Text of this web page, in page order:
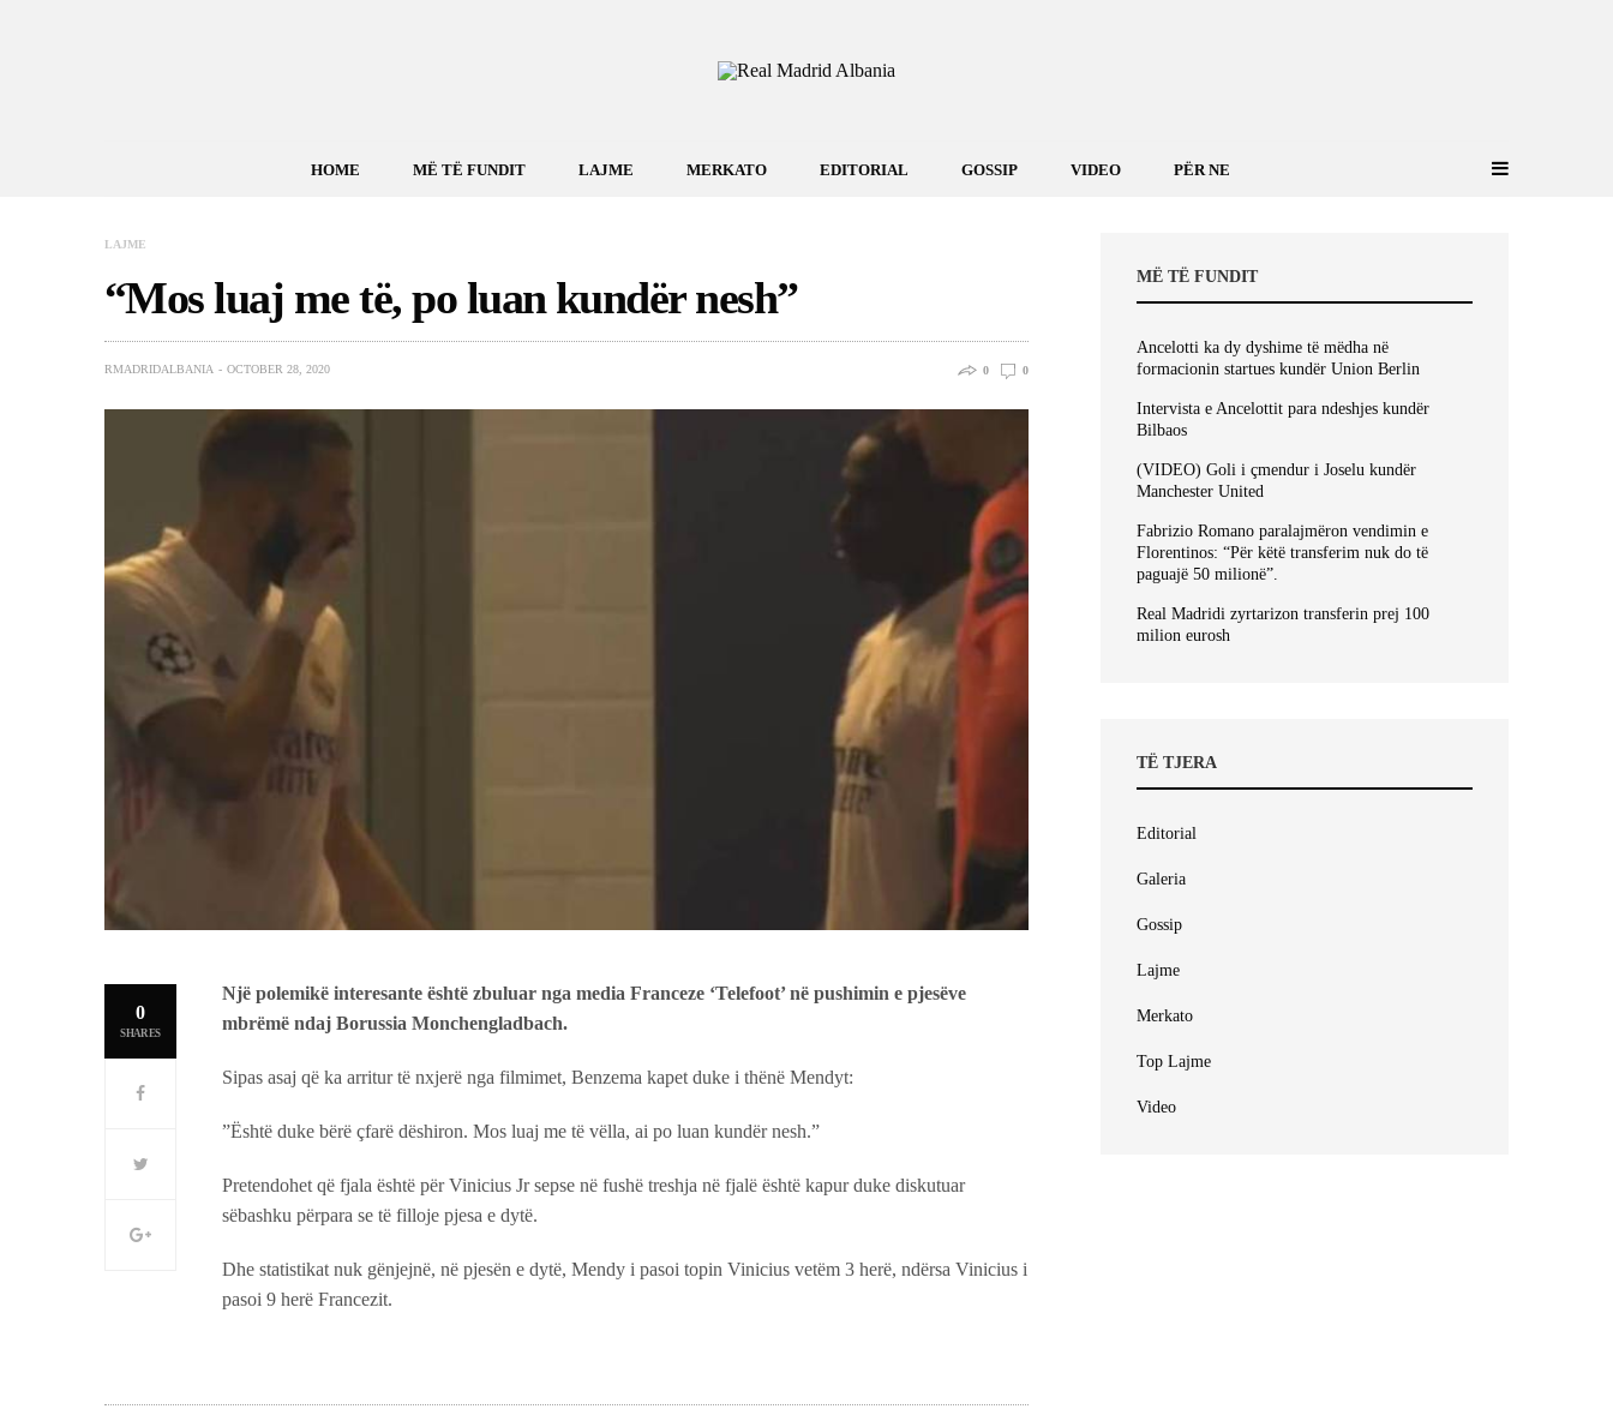
HOME MË TË FUNDIT LAJME MERKATO EDITORIAL GOSSIP VIDEO PËR NE
LAJME
“Mos luaj me të, po luan kundër nesh”
RMADRIDALBANIA OCTOBER 28, 2020 0 0
0
SHARES
Një polemikë interesante është zbuluar nga media Franceze ‘Telefoot’ në pushimin e pjesëve
mbrëmë ndaj Borussia Monchengladbach.
Sipas asaj që ka arritur të nxjerë nga filmimet, Benzema kapet duke i thënë Mendyt:
”Është duke bërë çfarë dëshiron. Mos luaj me të vëlla, ai po luan kundër nesh.”
Pretendohet që fjala është për Vinicius Jr sepse në fushë treshja në fjalë është kapur duke diskutuar
sëbashku përpara se të filloje pjesa e dytë.
Dhe statistikat nuk gënjejnë, në pjesën e dytë, Mendy i pasoi topin Vinicius vetëm 3 herë, ndërsa Vinicius i
pasoi 9 herë Francezit.
MË TË FUNDIT
Ancelotti ka dy dyshime të mëdha në
formacionin startues kundër Union Berlin
Intervista e Ancelottit para ndeshjes kundër
Bilbaos
(VIDEO) Goli i çmendur i Joselu kundër
Manchester United
Fabrizio Romano paralajmëron vendimin e
Florentinos: “Për këtë transferim nuk do të
paguajë 50 milionë”.
Real Madridi zyrtarizon transferin prej 100
milion eurosh
TË TJERA
Editorial
Galeria
Gossip
Lajme
Merkato
Top Lajme
Video